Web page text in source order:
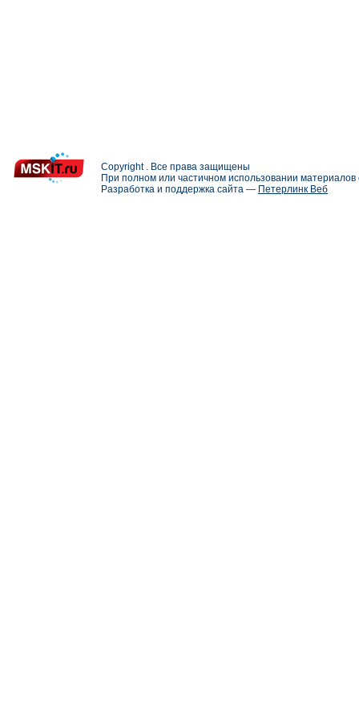
Copyright . Все права защищены
При полном или частичном использовании
Разработка и поддержка сайта — Петерлинк Веб